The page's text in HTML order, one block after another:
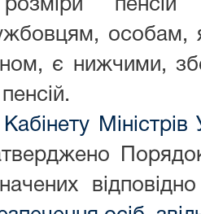
особам,
є нижчими,